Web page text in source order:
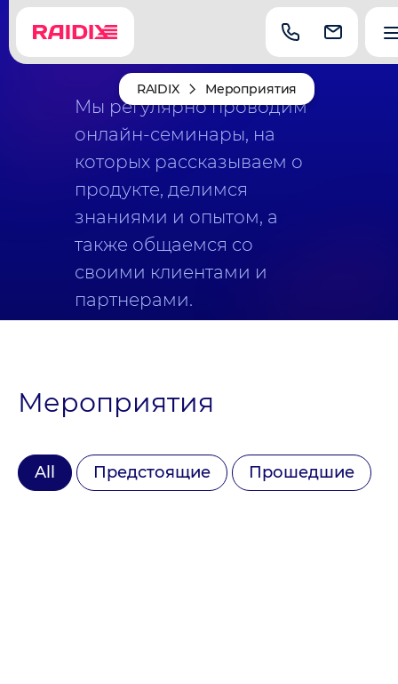
RAIDIX Мероприятия
Мы регулярно проводим
онлайн-семинары, на
которых рассказываем о
продукте, делимся
знаниями и опытом, а
также общаемся со
своими клиентами и
партнерами.
Мероприятия
All Предстоящие Прошедшие